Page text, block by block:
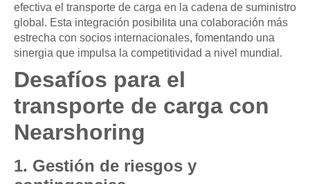
efectiva el transporte de carga en la cadena de suministro
global. Esta integración posibilita una colaboración más
estrecha con socios internacionales, fomentando una
sinergia que impulsa la competitividad a nivel mundial.
Desafíos para el
transporte de carga con
Nearshoring
1. Gestión de riesgos y